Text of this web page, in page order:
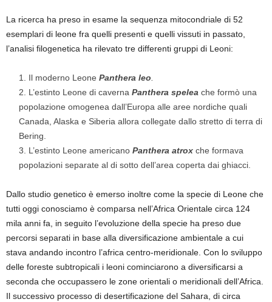
La ricerca ha preso in esame la sequenza mitocondriale di 52
esemplari di leone fra quelli presenti e quelli vissuti in passato,
l’analisi filogenetica ha rilevato tre differenti gruppi di Leoni:
Il moderno Leone Panthera leo.
L’estinto Leone di caverna Panthera spelea che formò una
popolazione omogenea dall’Europa alle aree nordiche quali
Canada, Alaska e Siberia allora collegate dallo stretto di terra di
Bering.
L’estinto Leone americano Panthera atrox che formava
popolazioni separate al di sotto dell’area coperta dai ghiacci.
Dallo studio genetico è emerso inoltre come la specie di Leone che
tutti oggi conosciamo è comparsa nell’Africa Orientale circa 124
mila anni fa, in seguito l’evoluzione della specie ha preso due
percorsi separati in base alla diversificazione ambientale a cui
stava andando incontro l’africa centro-meridionale. Con lo sviluppo
delle foreste subtropicali i leoni cominciarono a diversificarsi a
seconda che occupassero le zone orientali o meridionali dell’Africa.
Il successivo processo di desertificazione del Sahara, di circa